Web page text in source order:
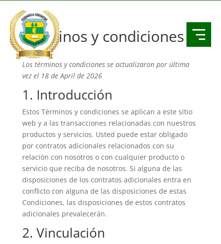
Términos y condiciones
Los términos y condiciones se actualizaron por última
vez el 18 de April de 2026
1. Introducción
Estos Términos y condiciones se aplican a este sitio
web y a las transacciones relacionadas con nuestros
productos y servicios. Usted puede estar obligado
por contratos adicionales relacionados con su
relación con nosotros o con cualquier producto o
servicio que reciba de nosotros. Si alguna de las
disposiciones de los contratos adicionales entra en
conflicto con alguna de las disposiciones de estas
Condiciones, las disposiciones de estos contratos
adicionales prevalecerán.
2. Vinculación